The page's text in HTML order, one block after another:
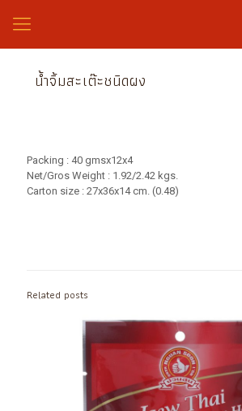
น้ำจิ้มสะเต๊ะชนิดผง
Packing : 40 gmsx12x4
Net/Gros Weight : 1.92/2.42 kgs.
Carton size : 27x36x14 cm. (0.48)
Related posts